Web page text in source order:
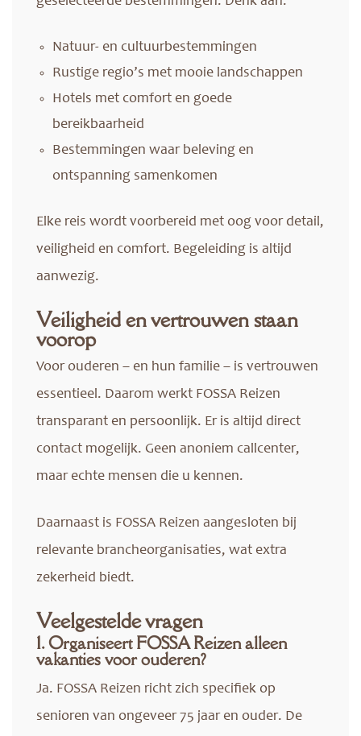
Natuur- en cultuurbestemmingen
Rustige regio’s met mooie landschappen
Hotels met comfort en goede
bereikbaarheid
Bestemmingen waar beleving en
ontspanning samenkomen
Elke reis wordt voorbereid met oog voor detail,
veiligheid en comfort. Begeleiding is altijd
aanwezig.
Veiligheid en vertrouwen staan
voorop
Voor ouderen – en hun familie – is vertrouwen
essentieel. Daarom werkt FOSSA Reizen
transparant en persoonlijk. Er is altijd direct
contact mogelijk. Geen anoniem callcenter,
maar echte mensen die u kennen.
Daarnaast is FOSSA Reizen aangesloten bij
relevante brancheorganisaties, wat extra
zekerheid biedt.
Veelgestelde vragen
1. Organiseert FOSSA Reizen alleen
vakanties voor ouderen?
Ja. FOSSA Reizen richt zich specifiek op
senioren van ongeveer 75 jaar en ouder. De